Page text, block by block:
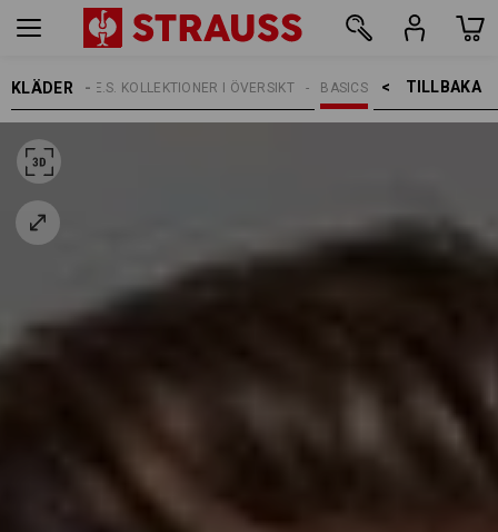
KLÄDER TILLBAKA    >
BASICS
E.S. KOLLEKTIONER I ÖVERSIKT
TEMAN